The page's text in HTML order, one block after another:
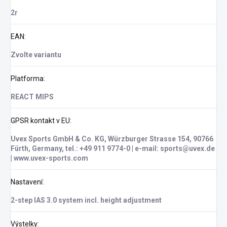
2r
EAN:
Zvolte variantu
Platforma:
REACT MIPS
GPSR kontakt v EU:
Uvex Sports GmbH & Co. KG, Würzburger Strasse 154, 90766
Fürth, Germany, tel.: +49 911 9774-0 | e-mail: sports@uvex.de
| www.uvex-sports.com
Nastavení:
2-step IAS 3.0 system incl. height adjustment
Výstelky: